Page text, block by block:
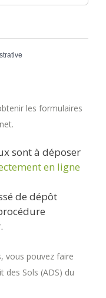
les formulaires
sont à déposer
en ligne
de dépôt
vous pouvez faire
des Sols (ADS) du